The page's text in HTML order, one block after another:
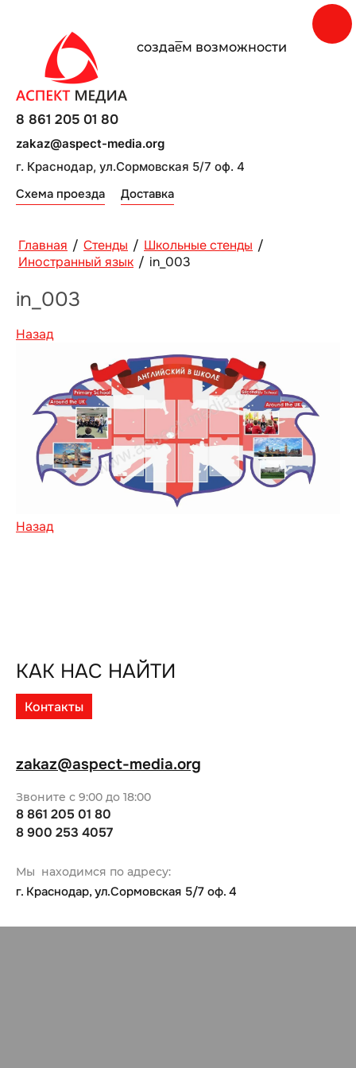
создаe̅м возможности
г. Краснодар, ул.Сормовская 5/7 оф. 4
Схема проезда Доставка
8 861 205 01 80
zakaz@aspect-media.org
Главная / Стенды / Школьные стенды /
Иностранный язык / in_003
in_003
Назад
Назад
КАК НАС НАЙТИ
Контакты
Мы находимся по адресу:
г. Краснодар, ул.Сормовская 5/7 оф. 4
Звоните с 9:00 до 18:00
8 861 205 01 80
8 900 253 4057
zakaz@aspect-media.org